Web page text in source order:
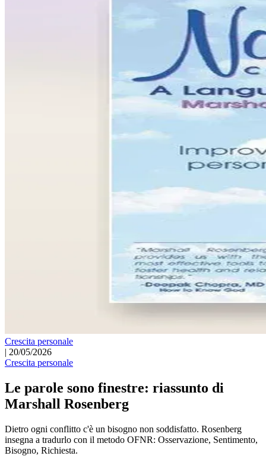
Crescita personale
| 20/05/2026
Crescita personale
Le parole sono finestre: riassunto di
Marshall Rosenberg
Dietro ogni conflitto c'è un bisogno non soddisfatto. Rosenberg
insegna a tradurlo con il metodo OFNR: Osservazione, Sentimento,
Bisogno, Richiesta.